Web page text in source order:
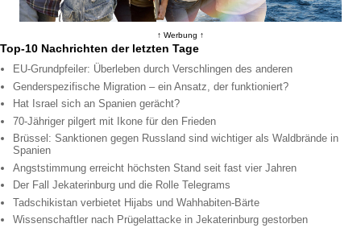
↑ Werbung ↑
Top-10 Nachrichten der letzten Tage
EU-Grundpfeiler: Überleben durch Verschlingen des anderen
Genderspezifische Migration – ein Ansatz, der funktioniert?
Hat Israel sich an Spanien gerächt?
70-Jähriger pilgert mit Ikone für den Frieden
Brüssel: Sanktionen gegen Russland sind wichtiger als Waldbrände in
Spanien
Angststimmung erreicht höchsten Stand seit fast vier Jahren
Der Fall Jekaterinburg und die Rolle Telegrams
Tadschikistan verbietet Hijabs und Wahhabiten-Bärte
Wissenschaftler nach Prügelattacke in Jekaterinburg gestorben